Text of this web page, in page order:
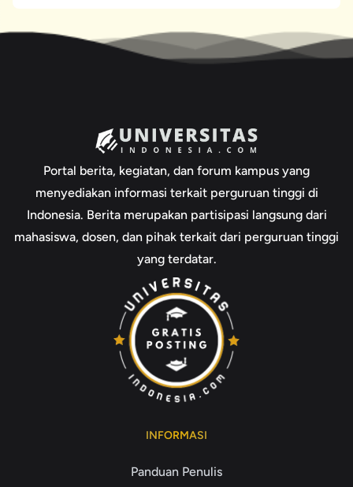
Portal berita, kegiatan, dan forum kampus yang
menyediakan informasi terkait perguruan tinggi di
Indonesia. Berita merupakan partisipasi langsung dari
mahasiswa, dosen, dan pihak terkait dari perguruan tinggi
yang terdatar.
INFORMASI
Panduan Penulis